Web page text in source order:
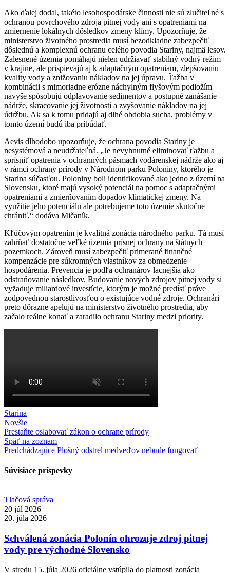
Ako ďalej dodal, takéto lesohospodárske činnosti nie sú zlučiteľné s
ochranou povrchového zdroja pitnej vody ani s opatreniami na
zmiernenie lokálnych dôsledkov zmeny klímy. Upozorňuje, že
ministerstvo životného prostredia musí bezodkladne zabezpečiť
dôslednú a komplexnú ochranu celého povodia Stariny, najmä lesov.
Zalesnené územia pomáhajú nielen udržiavať stabilný vodný režim
v krajine, ale prispievajú aj k adaptačným opatreniam, zlepšovaniu
kvality vody a znižovaniu nákladov na jej úpravu. Ťažba v
kombinácii s mimoriadne erózne náchylným flyšovým podložím
navyše spôsobujú odplavovanie sedimentov a postupné zanášanie
nádrže, skracovanie jej životnosti a zvyšovanie nákladov na jej
údržbu. Ak sa k tomu pridajú aj dlhé obdobia sucha, problémy v
tomto území budú iba pribúdať.
Aevis dlhodobo upozorňuje, že ochrana povodia Stariny je
nesystémová a neudržateľná. „Je nevyhnutné eliminovať ťažbu a
sprísniť opatrenia v ochranných pásmach vodárenskej nádrže ako aj
v rámci ochrany prírody v Národnom parku Poloniny, ktorého je
Starina súčasťou. Poloniny boli identifikované ako jedno z území na
Slovensku, ktoré majú vysoký potenciál na pomoc s adaptačnými
opatreniami a zmierňovaním dopadov klimatickej zmeny. Na
využitie jeho potenciálu ale potrebujeme toto územie skutočne
chrániť,“ dodáva Mičaník.
Kľúčovým opatrením je kvalitná zonácia národného parku. Tá musí
zahŕňať dostatočne veľké územia prísnej ochrany na štátnych
pozemkoch. Zároveň musí zabezpečiť primerané finančné
kompenzácie pre súkromných vlastníkov za obmedzenie
hospodárenia. Prevencia je podľa ochranárov lacnejšia ako
odstraňovanie následkov. Budovanie nových zdrojov pitnej vody si
vyžaduje miliardové investície, ktorým je možné predísť práve
zodpovednou starostlivosťou o existujúce vodné zdroje. Ochranári
preto dôrazne apelujú na ministerstvo životného prostredia, aby
začalo reálne konať a zaradilo ochranu Stariny medzi priority.
Starina
Novšie
Prestaňte oslabovať zákon o ochrane prírody
Späť na zoznam
Predchádzajúce Plošný odstrel medveďov nebude fungovať
Súvisiace príspevky
Tlačová správa
20 júl 2026
20. júla 2026
Schválená zonácia Polonín ohrozuje zdroj pitnej
vody pre východné Slovensko
V stredu 15. júla 2026 oficiálne vstúpila do platnosti zonácia